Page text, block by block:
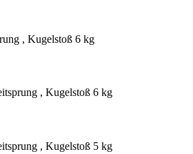
, Kugelstoß 6 kg
, Kugelstoß 6 kg
, Kugelstoß 5 kg